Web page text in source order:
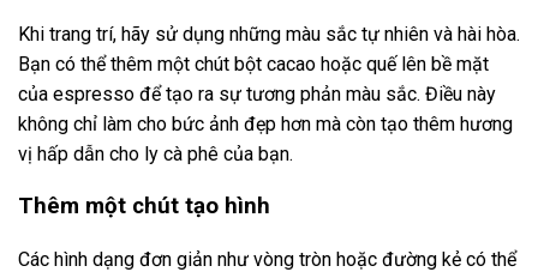
Khi trang trí, hãy sử dụng những màu sắc tự nhiên và hài hòa.
Bạn có thể thêm một chút bột cacao hoặc quế lên bề mặt
của espresso để tạo ra sự tương phản màu sắc. Điều này
không chỉ làm cho bức ảnh đẹp hơn mà còn tạo thêm hương
vị hấp dẫn cho ly cà phê của bạn.
Thêm một chút tạo hình
Các hình dạng đơn giản như vòng tròn hoặc đường kẻ có thể